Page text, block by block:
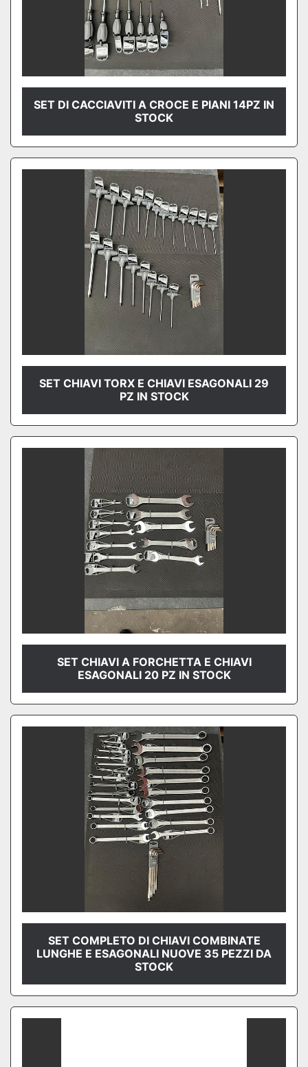
SET DI CACCIAVITI A CROCE E PIANI 14PZ IN
STOCK
SET CHIAVI TORX E CHIAVI ESAGONALI 29
PZ IN STOCK
SET CHIAVI A FORCHETTA E CHIAVI
ESAGONALI 20 PZ IN STOCK
SET COMPLETO DI CHIAVI COMBINATE
LUNGHE E ESAGONALI NUOVE 35 PEZZI DA
STOCK